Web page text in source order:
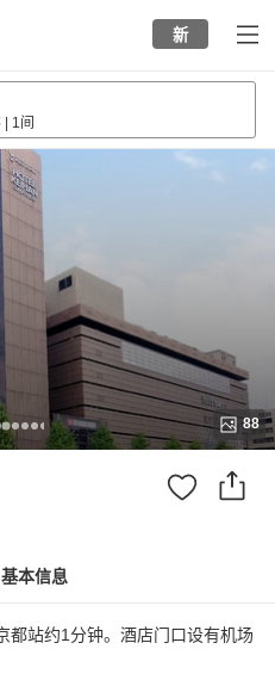
新
1间
88
基本信息
都站约1分钟。酒店门口设有机场